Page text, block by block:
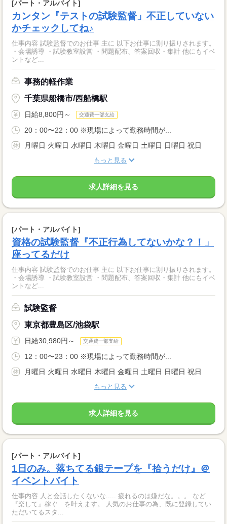
[パート・アルバイト]
カンタン『テストの試験監督」不正していない
かチェックしてね♪
仕事内容 試験監督でのお仕事 主に 以下お仕事に割り振りされます。
・会場誘導 ・試験教室設営 ・問題配布、答案回収・集計 他にもイベ
ントなど...
事務的軽作業
千葉県船橋市/西船橋駅
日給8,800円～ 交通費一部支給
20：00〜22：00 ※現場によって勤務時間が...
月曜日 火曜日 水曜日 木曜日 金曜日 土曜日 日曜日 祝日
もっと見る
求人詳細を見る
[パート・アルバイト]
資格の試験監督『不正行為してないかな？！」
座ってるだけ
仕事内容 試験監督でのお仕事 主に 以下お仕事に割り振りされます。
・会場誘導 ・試験教室設営 ・問題配布、答案回収・集計 他にもイベ
ントなど...
試験監督
東京都豊島区/池袋駅
日給30,980円～ 交通費一部支給
12：00〜23：00 ※現場によって勤務時間が...
月曜日 火曜日 水曜日 木曜日 金曜日 土曜日 日曜日 祝日
もっと見る
求人詳細を見る
[パート・アルバイト]
1日のみ。落ちてる銀テープを『拾うだけ』＠
イベントバイト
仕事内容 人と会話したくないな..... 疲れるのは嫌だな。。。 など
『楽して』稼ぐ を叶えます。 人気のお仕事の為、既に登録してい
ただいてるスタ...